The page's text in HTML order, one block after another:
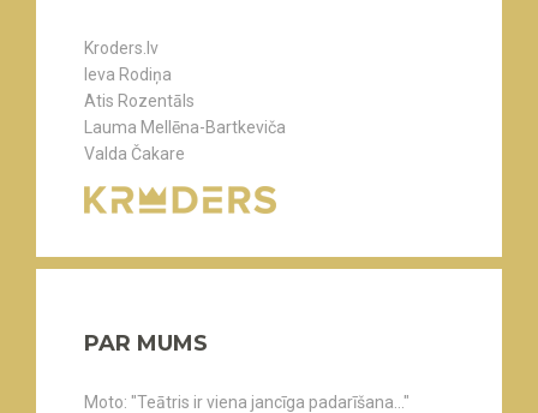
Kroders.lv
Ieva Rodiņa
Atis Rozentāls
Lauma Mellēna-Bartkeviča
Valda Čakare
PAR MUMS
Moto: "Teātris ir viena jancīga padarīšana..."